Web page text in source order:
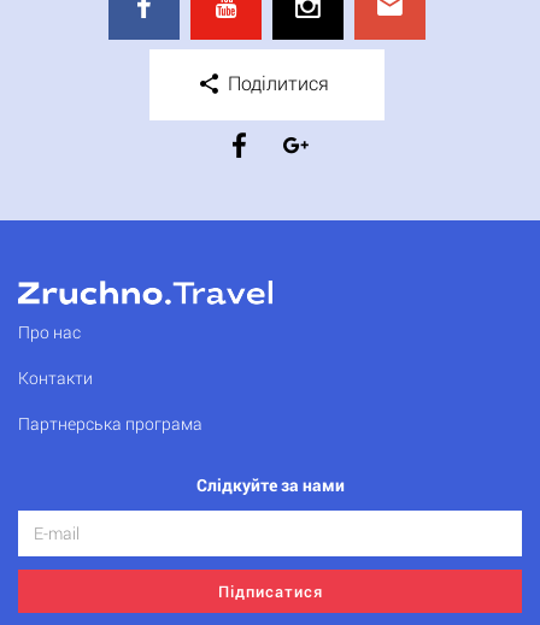
Поділитися
Про нас
Контакти
Партнерська програма
Слідкуйте за нами
Підписатися